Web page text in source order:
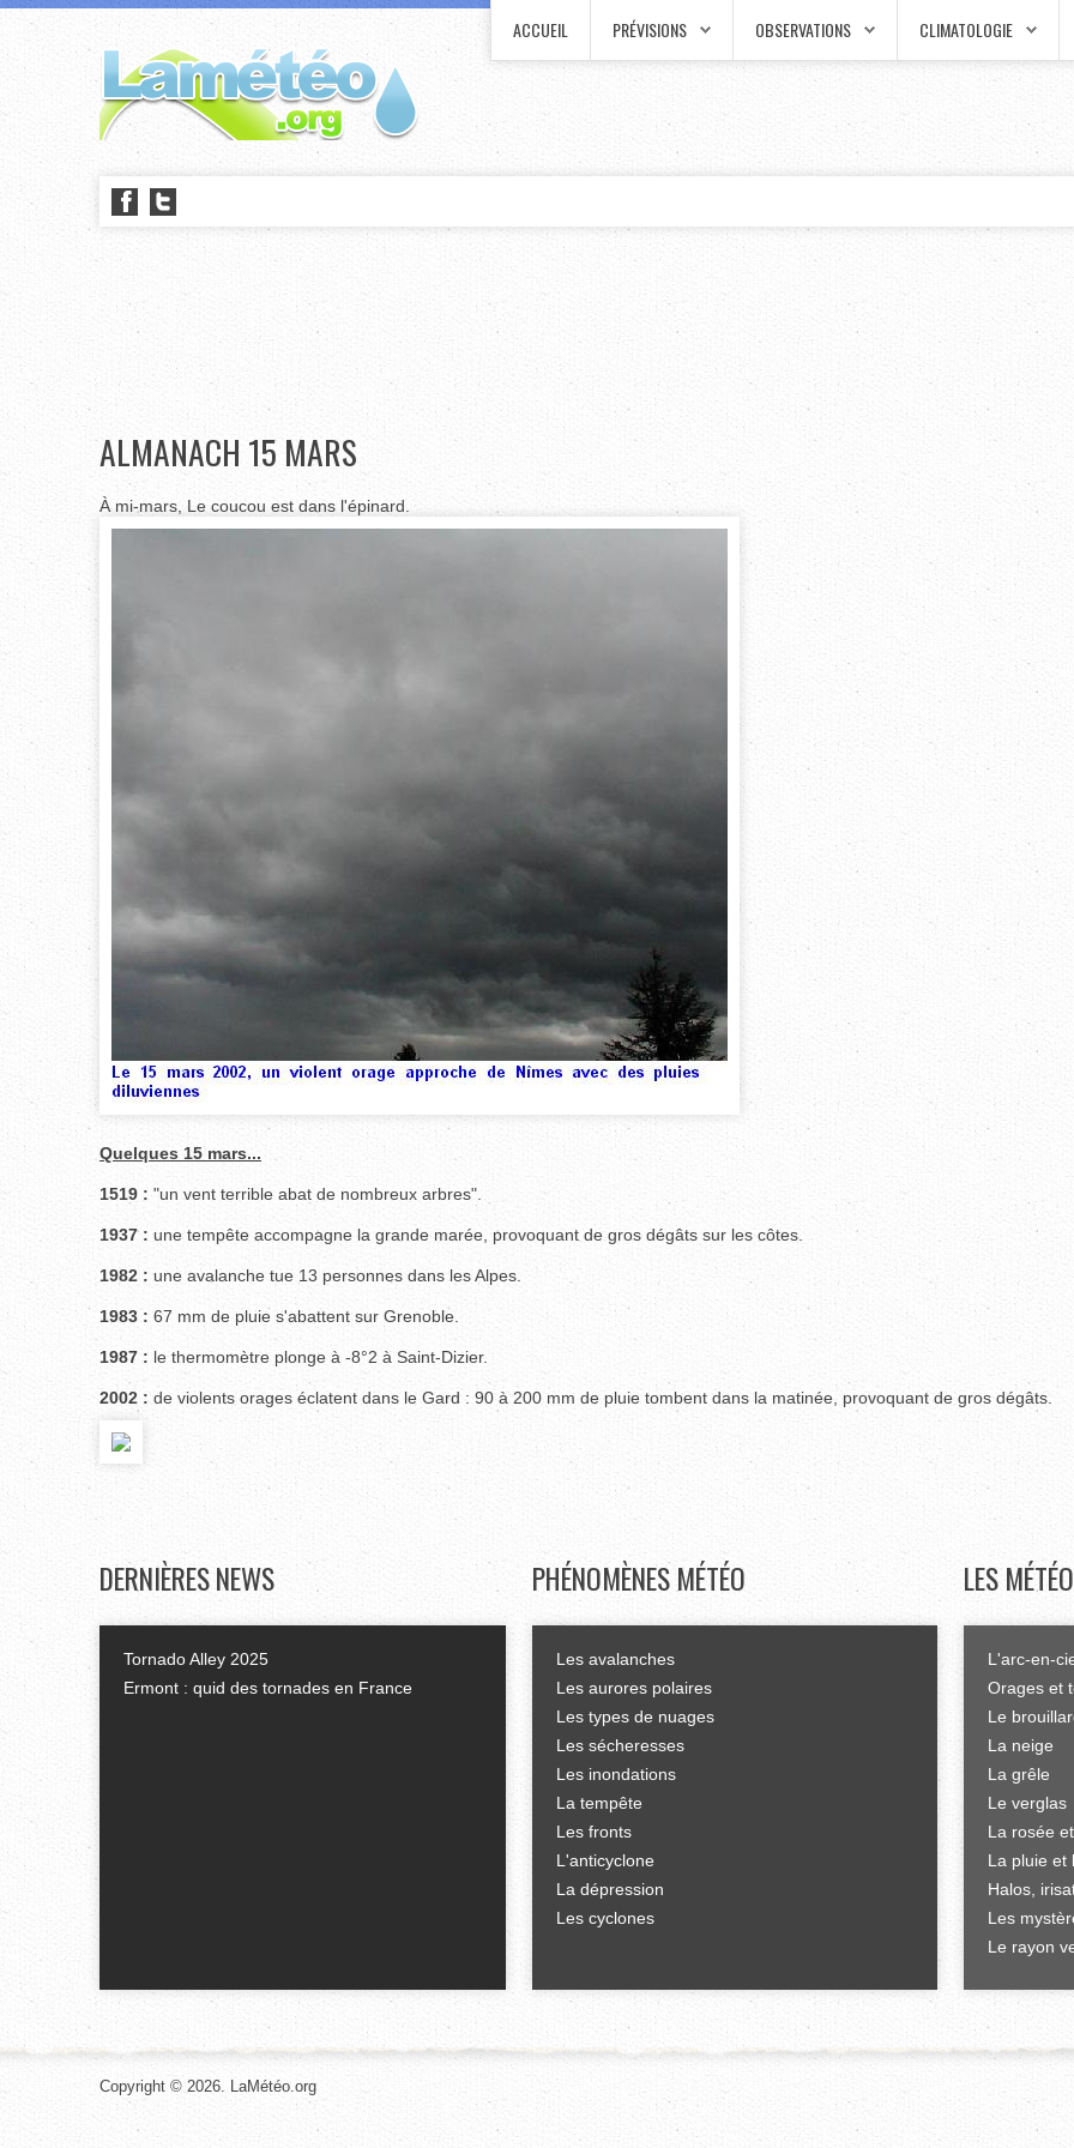
ACCUEIL PRÉVISIONS OBSERVATIONS CLIMATOLOGIE
ALMANACH 15 MARS
À mi-mars, Le coucou est dans l'épinard.
Quelques 15 mars...
1519 : "un vent terrible abat de nombreux arbres".
1937 : une tempête accompagne la grande marée, provoquant de gros dégâts sur les côtes.
1982 : une avalanche tue 13 personnes dans les Alpes.
1983 : 67 mm de pluie s'abattent sur Grenoble.
1987 : le thermomètre plonge à -8°2 à Saint-Dizier.
2002 : de violents orages éclatent dans le Gard : 90 à 200 mm de pluie tombent dans la matinée, provoquant de gros dégâts.
DERNIÈRESNEWS
Tornado Alley 2025
Ermont : quid des tornades en France
PHÉNOMÈNESMÉTÉO
Les avalanches
Les aurores polaires
Les types de nuages
Les sécheresses
Les inondations
La tempête
Les fronts
L'anticyclone
La dépression
Les cyclones
LES
L'arc-en-
Orages et
Le
La neige
La grêle
Le verglas
La rosée
La pluie et
Halos,
Les
Le rayon
Copyright © 2026. LaMétéo.org